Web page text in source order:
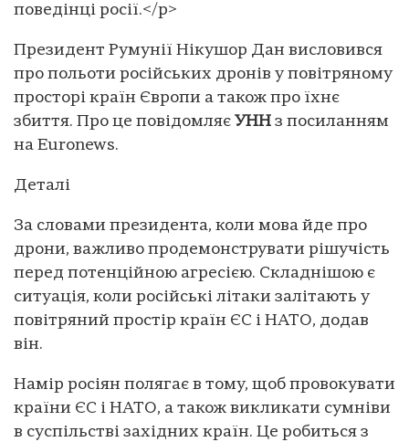
поведінці росії.</p>
Президент Румунії Нікушор Дан висловився
про польоти російських дронів у повітряному
просторі країн Європи а також про їхнє
збиття. Про це повідомляє УНН з посиланням
на Euronews.
Деталі
За словами президента, коли мова йде про
дрони, важливо продемонструвати рішучість
перед потенційною агресією. Складнішою є
ситуація, коли російські літаки залітають у
повітряний простір країн ЄС і НАТО, додав
він.
Намір росіян полягає в тому, щоб провокувати
країни ЄС і НАТО, а також викликати сумніви
в суспільстві західних країн. Це робиться з